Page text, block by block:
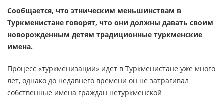
Сообщается, что этническим меньшинствам в
Туркменистане говорят, что они должны давать своим
новорожденным детям традиционные туркменские
имена.
Процесс «туркменизации» идет в Туркменистане уже много
лет, однако до недавнего времени он не затрагивал
собственные имена граждан нетуркменской